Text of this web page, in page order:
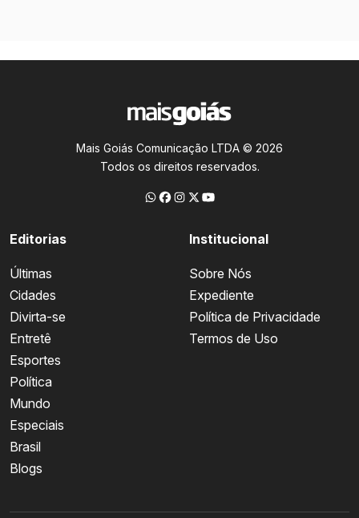
Mais Goiás Comunicação LTDA © 2026
Todos os direitos reservados.
Editorias
Últimas
Cidades
Divirta-se
Entretê
Esportes
Política
Mundo
Especiais
Brasil
Blogs
Institucional
Sobre Nós
Expediente
Política de Privacidade
Termos de Uso